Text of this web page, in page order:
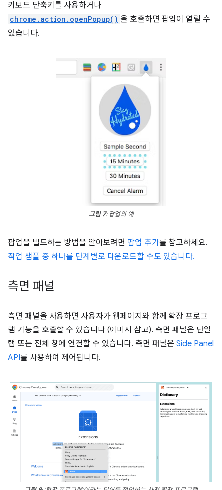
키보드 단축키를 사용하거나
chrome.action.openPopup() 을 호출하면 팝업이 열릴 수
있습니다.
그림 7: 팝업의 예
팝업을 빌드하는 방법을 알아보려면 팝업 추가를 참고하세요.
작업 샘플 중 하나를 단계별로 다운로드할 수도 있습니다.
측면 패널
측면 패널을 사용하면 사용자가 웹페이지와 함께 확장 프로그
램 기능을 호출할 수 있습니다 (이미지 참고). 측면 패널은 단일
탭 또는 전체 창에 연결할 수 있습니다. 측면 패널은 Side Panel
API를 사용하여 제어됩니다.